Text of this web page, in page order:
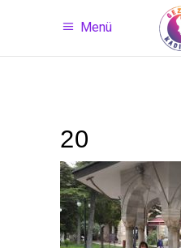
Menü
20